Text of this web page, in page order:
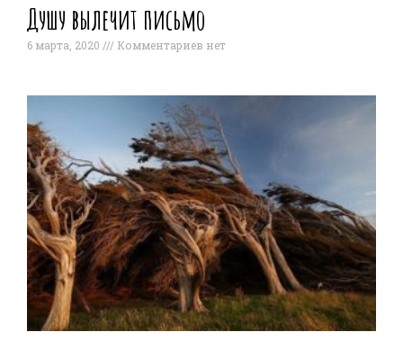
Душу вылечит письмо
6 марта, 2020 Комментариев нет